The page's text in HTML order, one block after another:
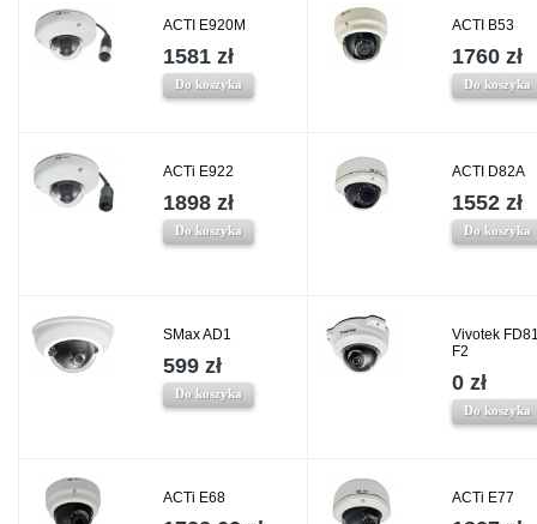
ACTI E920M
1581 zł
Do koszyka
ACTI B53
1760 zł
Do koszyka
ACTi E922
1898 zł
Do koszyka
ACTI D82A
1552 zł
Do koszyka
SMax AD1
599 zł
Do koszyka
Vivotek
F2
0 zł
Do koszyka
ACTi E68 ACTi E77